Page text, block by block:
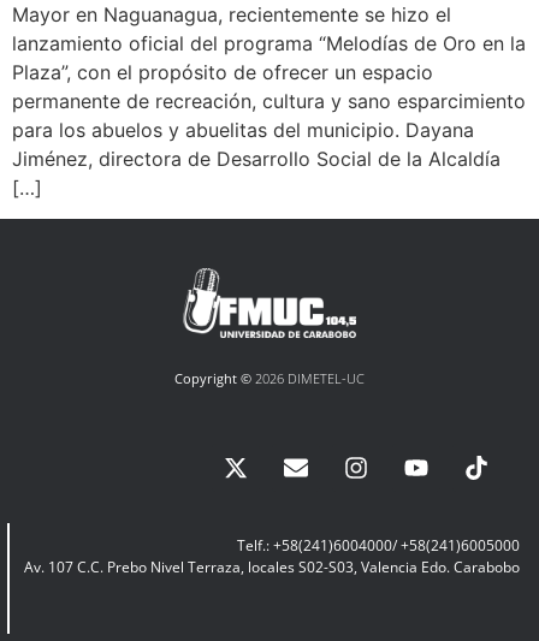
Mayor en Naguanagua, recientemente se hizo el
lanzamiento oficial del programa “Melodías de Oro en la
Plaza”, con el propósito de ofrecer un espacio
permanente de recreación, cultura y sano esparcimiento
para los abuelos y abuelitas del municipio. Dayana
Jiménez, directora de Desarrollo Social de la Alcaldía
[…]
Copyright © 2026 DIMETEL-UC
Telf.: +58(241)6004000/ +58(241)6005000
Av. 107 C.C. Prebo Nivel Terraza, locales S02-S03, Valencia Edo. Carabobo